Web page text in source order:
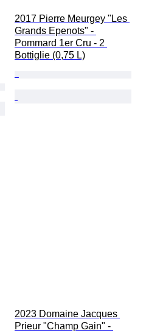
2017 Pierre Meurgey "Les
Grands Epenots" -
Pommard 1er Cru - 2
Bottiglie (0,75 L)
2023 Domaine Jacques
Prieur "Champ Gain" -